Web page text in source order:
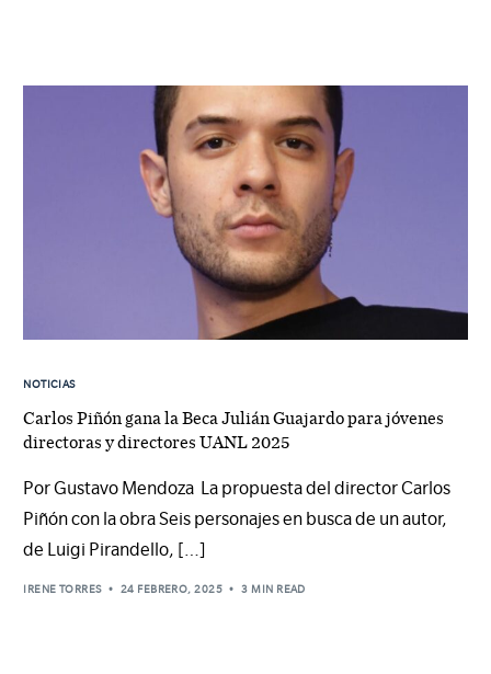
NOTICIAS
Carlos Piñón gana la Beca Julián Guajardo para jóvenes
directoras y directores UANL 2025
Por Gustavo Mendoza La propuesta del director Carlos
Piñón con la obra Seis personajes en busca de un autor,
de Luigi Pirandello, […]
IRENE TORRES 24 FEBRERO, 2025 3 MIN READ